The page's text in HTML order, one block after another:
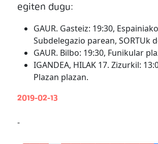
egiten dugu:
GAUR. Gasteiz: 19:30, Espainiako
Subdelegazio parean, SORTUk
GAUR. Bilbo: 19:30, Funikular
IGANDEA, HILAK 17. Zizurkil:
Plazan plazan.
2019-02-13
-